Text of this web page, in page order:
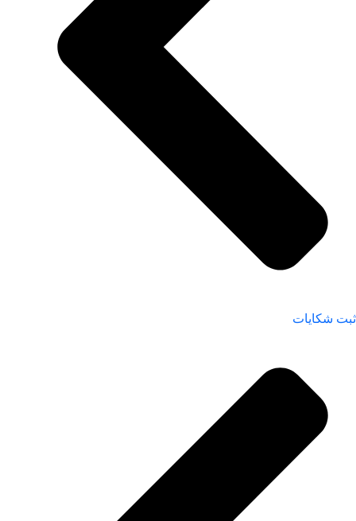
ثبت شکایات